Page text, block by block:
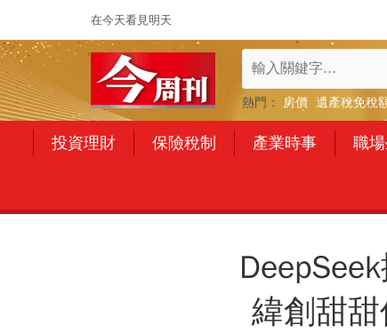
在今天看見明天
熱門： 房價 遺產稅免稅
投資理財 保險稅制 產業時事 職
緯創甜